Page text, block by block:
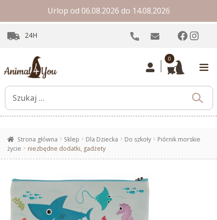
Urlop od 06.08.2026 do 14.08.2026
24H
0
Strona główna Sklep Dla Dziecka Do szkoły
Piórnik morskie
życie
niezbędne dodatki, gadżety